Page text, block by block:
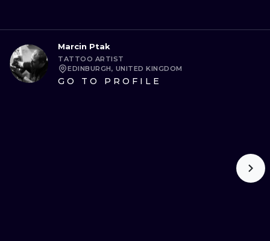
Marcin Ptak
TATTOO ARTIST
EDINBURGH, UNITED KINGDOM
GO TO PROFILE